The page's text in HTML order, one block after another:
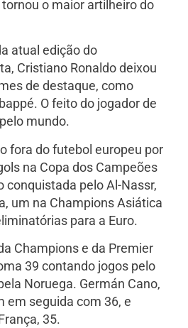
o maior artilheiro do
atual edição do
Cristiano Ronaldo deixou
de destaque, como
O feito do jogador de
mundo.
fora do futebol europeu por
na Copa dos Campeões
conquistada pelo Al-Nassr,
um na Champions Asiática
para a Euro.
Champions e da Premier
39 contando jogos pelo
Noruega. Germán Cano,
em seguida com 36, e
35.